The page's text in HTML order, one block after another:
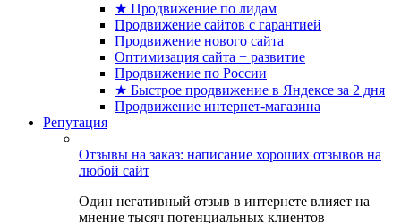
★ Продвижение по лидам
Продвижение сайтов с гарантией
Продвижение нового сайта
Оптимизация сайта + развитие
Продвижение по России
★ Быстрое продвижение в Яндексе за 2 дня
Продвижение интернет-магазина
Репутация
Отзывы на заказ: написание хороших отзывов на
любой сайт
Один негативный отзыв в интернете влияет на
мнение тысяч потенциальных клиентов